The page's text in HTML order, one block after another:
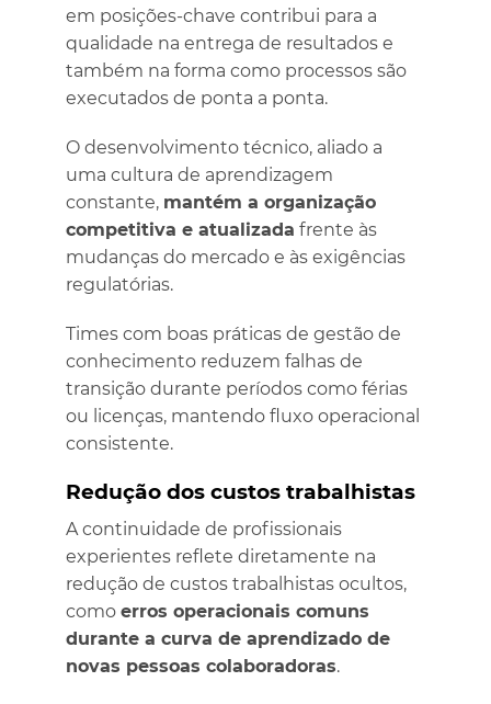
em posições-chave contribui para a
qualidade na entrega de resultados e
também na forma como processos são
executados de ponta a ponta.
O desenvolvimento técnico, aliado a
uma cultura de aprendizagem
constante, mantém a organização
competitiva e atualizada frente às
mudanças do mercado e às exigências
regulatórias.
Times com boas práticas de gestão de
conhecimento reduzem falhas de
transição durante períodos como férias
ou licenças, mantendo fluxo operacional
consistente.
Redução dos custos trabalhistas
A continuidade de profissionais
experientes reflete diretamente na
redução de custos trabalhistas ocultos,
como erros operacionais comuns
durante a curva de aprendizado de
novas pessoas colaboradoras.